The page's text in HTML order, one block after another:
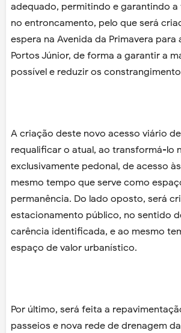
adequado, permitindo e garantindo
no entroncamento, pelo que será
espera na Avenida da Primavera para
Portos Júnior, de forma a garantir a
possível e reduzir os
A criação deste novo acesso viário
requalificar o atual, ao transformá-lo
exclusivamente pedonal, de acesso
mesmo tempo que serve como
permanência. Do lado oposto, será
estacionamento público, no sentido
carência identificada, e ao mesmo
espaço de valor urbanístico.
Por último, será feita a
passeios e nova rede de drenagem